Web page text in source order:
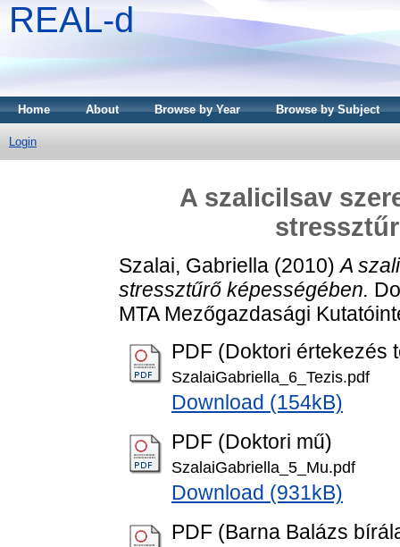
REAL-d
Home About Browse by Year Browse by Subject
Login
A szalicilsav
Szalai, Gabriella (2010)A
stressztűrő képességében.
MTA Mezőgazdasági
PDF (Doktori értekezés
SzalaiGabriella_6_Tezis.pdf
Download (154kB)
PDF (Doktori mű)
SzalaiGabriella_5_Mu.pdf
Download (931kB)
PDF (Barna Balázs